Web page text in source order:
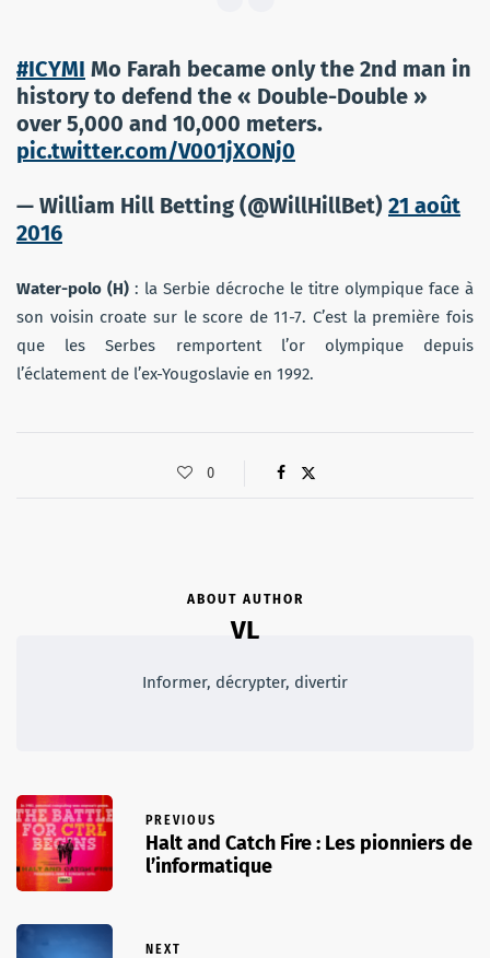
#ICYMI Mo Farah became only the 2nd man in
history to defend the « Double-Double »
over 5,000 and 10,000 meters.
pic.twitter.com/V001jXONj0
— William Hill Betting (@WillHillBet) 21 août
2016
Water-polo (H) : la Serbie décroche le titre olympique face à
son voisin croate sur le score de 11-7. C’est la première fois
que les Serbes remportent l’or olympique depuis
l’éclatement de l’ex-Yougoslavie en 1992.
0
ABOUT AUTHOR
VL
Informer, décrypter, divertir
PREVIOUS
Halt and Catch Fire : Les pionniers de
l’informatique
NEXT